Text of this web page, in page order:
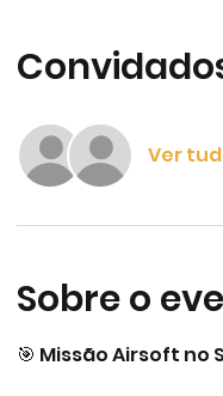
Ver
Sobre o
🎯 Missão Airsoft